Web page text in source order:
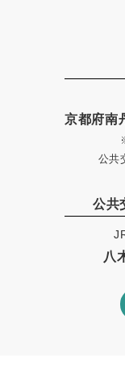
京都府南
公共
公共
八